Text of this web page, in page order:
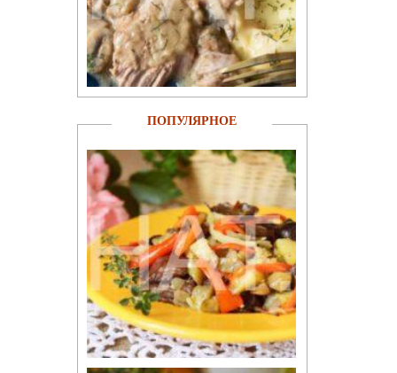
ПОПУЛЯРНОЕ